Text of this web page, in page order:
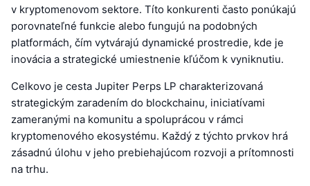
v kryptomenovom sektore. Títo konkurenti často ponúkajú
porovnateľné funkcie alebo fungujú na podobných
platformách, čím vytvárajú dynamické prostredie, kde je
inovácia a strategické umiestnenie kľúčom k vyniknutiu.
Celkovo je cesta Jupiter Perps LP charakterizovaná
strategickým zaradením do blockchainu, iniciatívami
zameranými na komunitu a spoluprácou v rámci
kryptomenového ekosystému. Každý z týchto prvkov hrá
zásadnú úlohu v jeho prebiehajúcom rozvoji a prítomnosti
na trhu.